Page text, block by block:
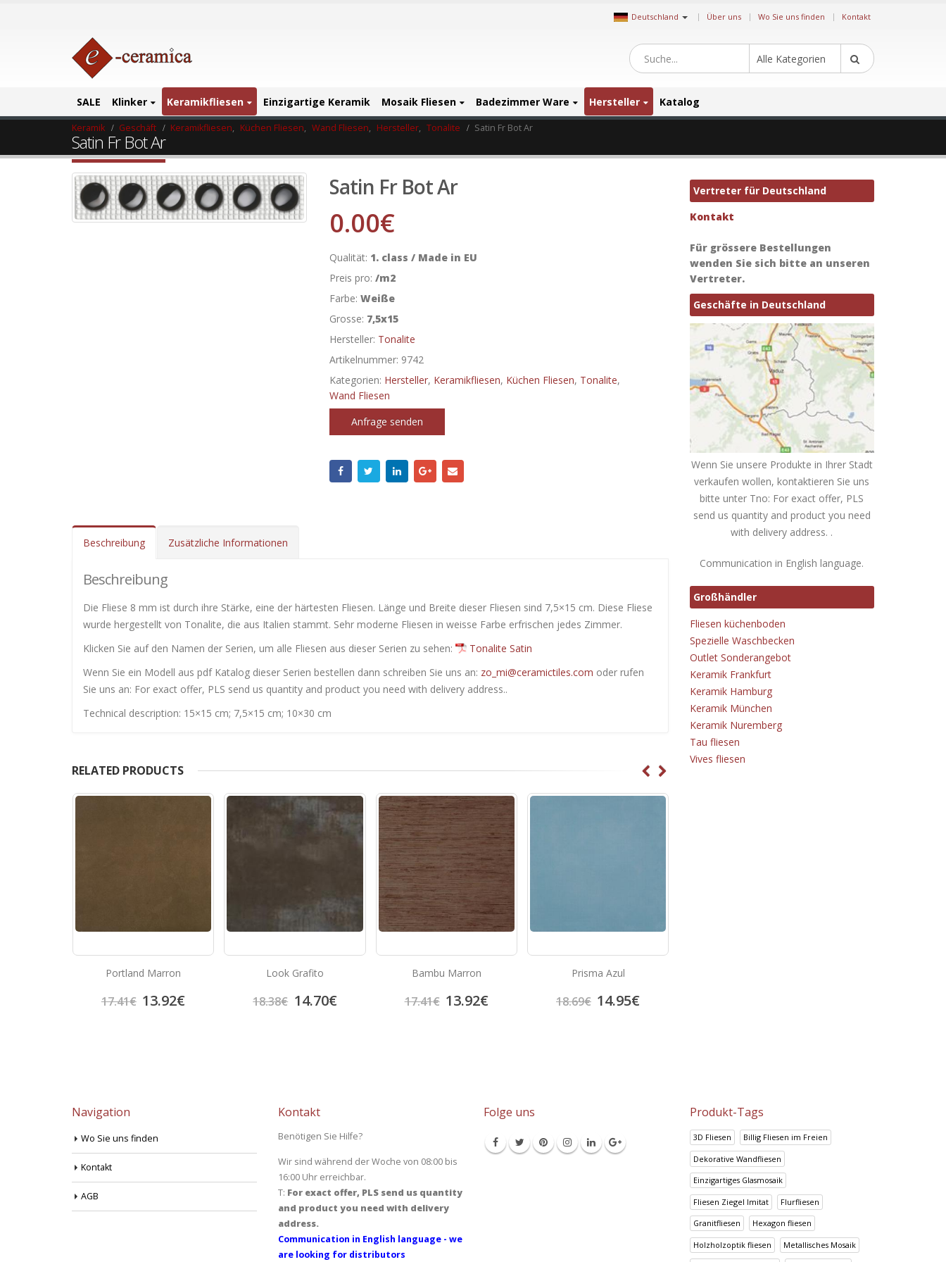
Deutschland | Über uns Wo Sie uns finden Kontakt
Alle Kategorien
SALE Klinker Keramikfliesen Einzigartige Keramik Mosaik Fliesen Badezimmer Ware Hersteller Katalog
Keramik Geschäft Keramikfliesen, Küchen Fliesen, Wand Fliesen, Hersteller, Tonalite Satin Fr Bot Ar
Satin Fr Bot Ar
Satin Fr Bot Ar
0.00€
Qualität: 1. class / Made in EU
Preis pro: /m2
Farbe: Weiße
Grosse: 7,5x15
Hersteller: Tonalite
Artikelnummer: 9742
Kategorien: Hersteller, Keramikfliesen, Küchen Fliesen, Tonalite,
Wand Fliesen
Anfrage senden
Beschreibung Zusätzliche Informationen
Beschreibung
Die Fliese 8 mm ist durch ihre Stärke, eine der härtesten Fliesen. Länge und Breite dieser Fliesen sind 7,5×15 cm. Diese Fliese
wurde hergestellt von Tonalite, die aus Italien stammt. Sehr moderne Fliesen in weisse Farbe erfrischen jedes Zimmer.
Klicken Sie auf den Namen der Serien, um alle Fliesen ​​aus dieser Serien zu sehen:
Tonalite Satin
Wenn Sie ein Modell aus pdf Katalog dieser Serien bestellen dann schreiben Sie uns an: zo_mi@ceramictiles.com oder rufen
Sie uns an: For exact offer, PLS send us quantity and product you need with delivery address..
Technical description: 15×15 cm; 7,5×15 cm; 10×30 cm
RELATED PRODUCTS
Portland Marron
17.41€ 13.92€
Look Grafito
18.38€ 14.70€
Bambu Marron
17.41€ 13.92€
Prisma Azul
18.69€ 14.95€
Vertreter für Deutschland
Kontakt
Für grössere Bestellungen
wenden Sie sich bitte an unseren
Vertreter.
Geschäfte in Deutschland
Wenn Sie unsere Produkte in Ihrer Stadt
verkaufen wollen, kontaktieren Sie uns
bitte unter Tno: For exact offer, PLS
send us quantity and product you need
with delivery address. .
Communication in English language.
Großhändler
Fliesen küchenboden
Spezielle Waschbecken
Outlet Sonderangebot
Keramik Frankfurt
Keramik Hamburg
Keramik München
Keramik Nuremberg
Tau fliesen
Vives fliesen
Navigation
Wo Sie uns finden
Kontakt
AGB
Kontakt
Benötigen Sie Hilfe?
Wir sind während der Woche von 08:00 bis
16:00 Uhr erreichbar.
T: For exact offer, PLS send us quantity
and product you need with delivery
address.
Communication in English language - we
are looking for distributors
Folge uns Produkt-Tags
3D Fliesen Billig Fliesen im Freien
Dekorative Wandfliesen
Einzigartiges Glasmosaik
Fliesen Ziegel Imitat Flurfliesen
Granitfliesen Hexagon fliesen
Holzholzoptik fliesen Metallisches Mosaik